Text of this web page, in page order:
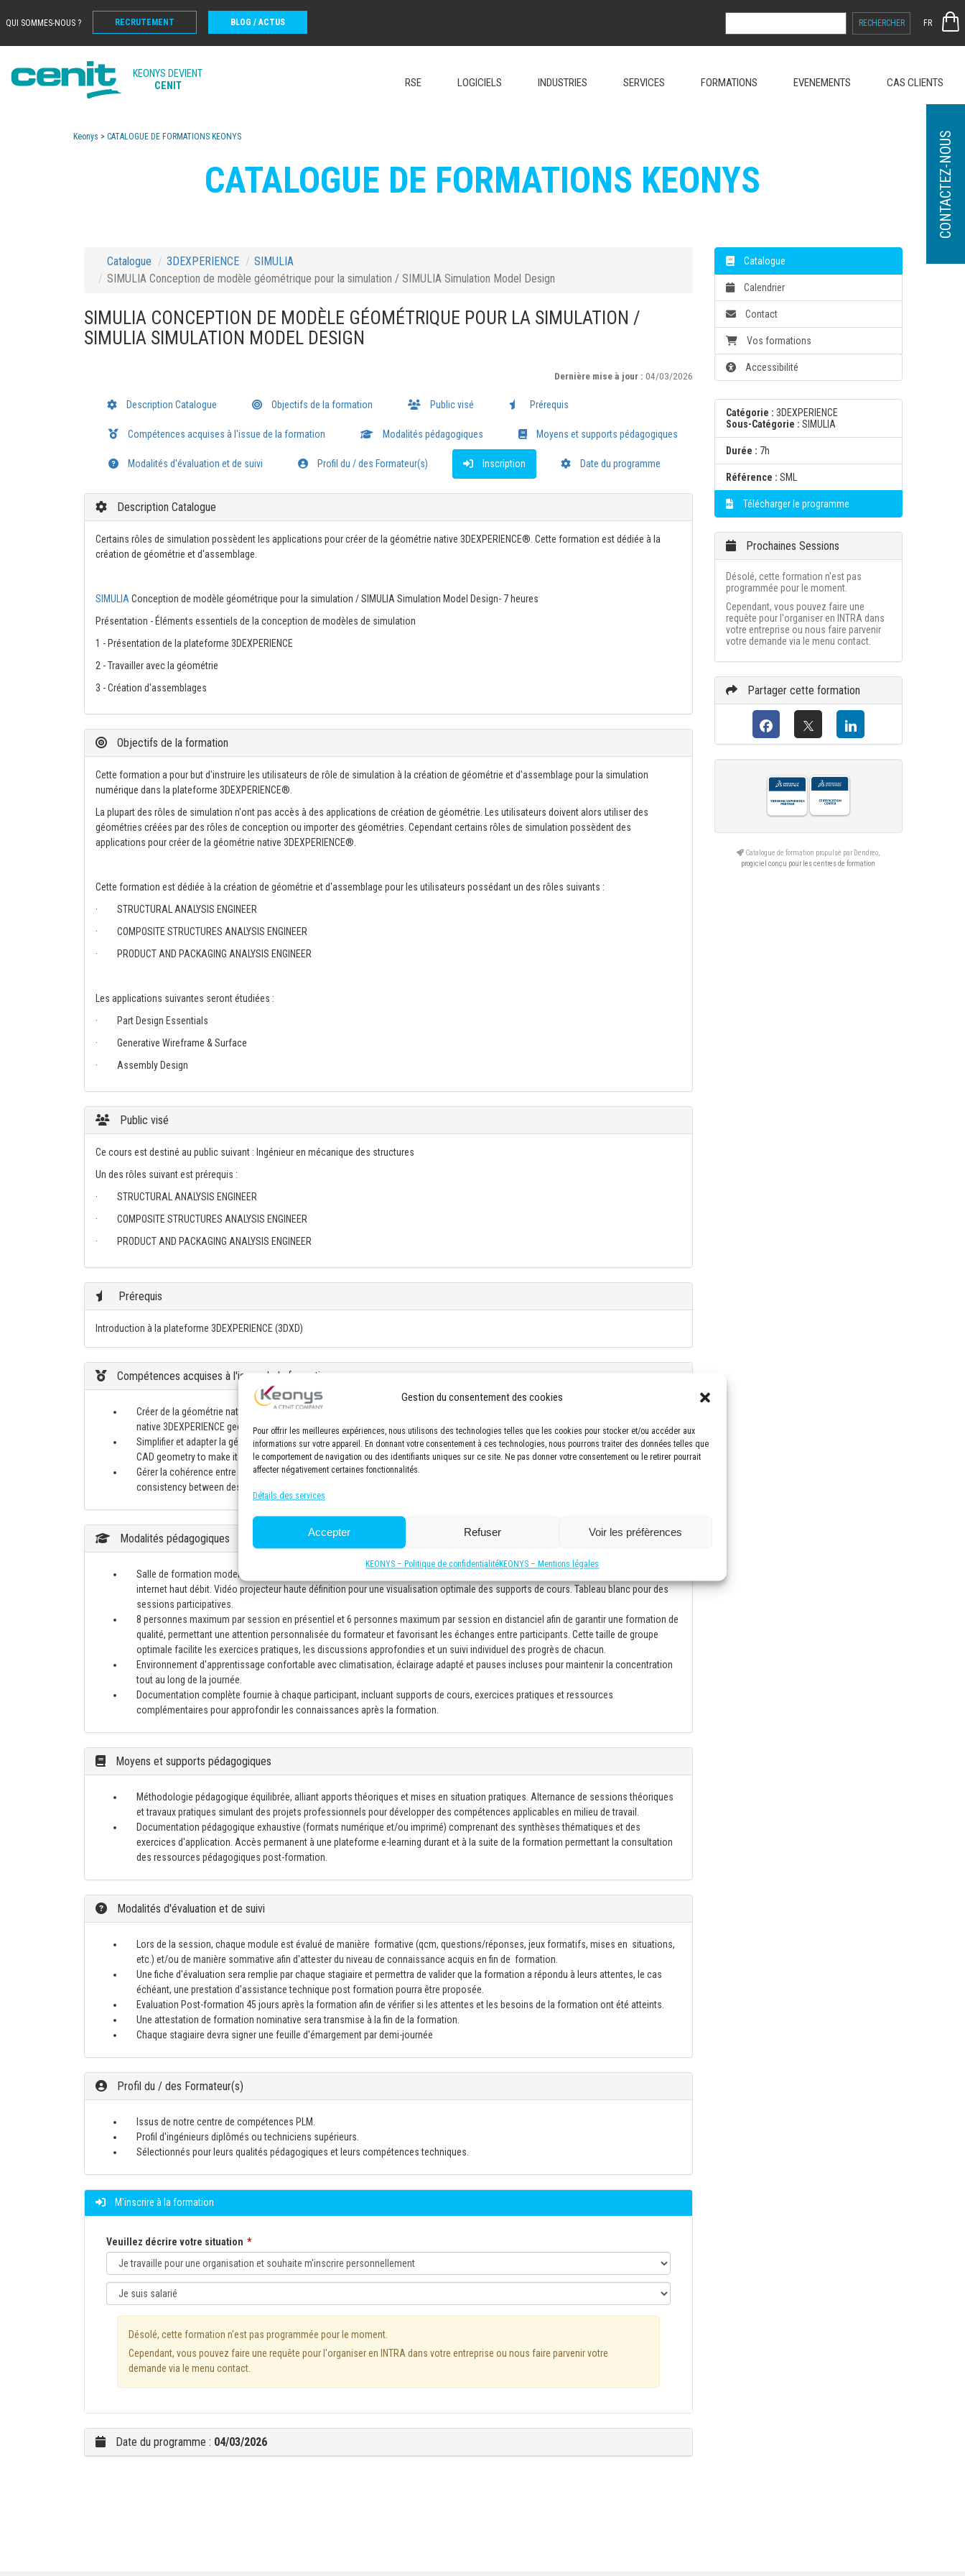
Gestion du consentement des cookies
Pour offrir les meilleures expériences, nous utilisons des technologies telles que les cookies pour stocker et/ou accéder aux
informations sur votre appareil. En donnant votre consentement à ces technologies, nous pourrons traiter des données telles que
le comportement de navigation ou des identifiants uniques sur ce site. Ne pas donner votre consentement ou le retirer pourrait
affecter négativement certaines fonctionnalités.
Détails des services
Accepter Refuser Voir les préfèrences
KEONYS – Politique de confidentialitéKEONYS – Mentions légales
QUI SOMMES-NOUS ? RECRUTEMENT BLOG / ACTUS
RECHERCHER :
FR
KEONYS DEVIENT
CENIT
RSE LOGICIELS INDUSTRIES SERVICES FORMATIONS EVENEMENTS CAS CLIENTS
CONTACTEZ-NOUS
Keonys > CATALOGUE DE FORMATIONS KEONYS
CATALOGUE DE FORMATIONS KEONYS
Catalogue 3DEXPERIENCE
SIMULIA
SIMULIA Conception de modèle géométrique pour la simulation / SIMULIA Simulation Model Design
SIMULIA CONCEPTION DE MODÈLE GÉOMÉTRIQUE POUR LA SIMULATION /
SIMULIA SIMULATION MODEL DESIGN
Dernière mise à jour : 04/03/2026
Description Catalogue Objectifs de la formation Public visé Prérequis
Compétences acquises à l'issue de la formation Modalités pédagogiques Moyens et supports pédagogiques
Modalités d'évaluation et de suivi Profil du / des Formateur(s) Inscription Date du programme
Description Catalogue
Certains rôles de simulation possèdent les applications pour créer de la géométrie native 3DEXPERIENCE®. Cette formation est dédiée à la
création de géométrie et d'assemblage.
SIMULIA Conception de modèle géométrique pour la simulation / SIMULIA Simulation Model Design- 7 heures
Présentation - Éléments essentiels de la conception de modèles de simulation
1 - Présentation de la plateforme 3DEXPERIENCE
2 - Travailler avec la géométrie
3 - Création d'assemblages
Objectifs de la formation
Cette formation a pour but d'instruire les utilisateurs de rôle de simulation à la création de géométrie et d'assemblage pour la simulation
numérique dans la plateforme 3DEXPERIENCE®.
La plupart des rôles de simulation n'ont pas accès à des applications de création de géométrie. Les utilisateurs doivent alors utiliser des
géométries créées par des rôles de conception ou importer des géométries. Cependant certains rôles de simulation possèdent des
applications pour créer de la géométrie native 3DEXPERIENCE®.
Cette formation est dédiée à la création de géométrie et d'assemblage pour les utilisateurs possédant un des rôles suivants :
· STRUCTURAL ANALYSIS ENGINEER
· COMPOSITE STRUCTURES ANALYSIS ENGINEER
· PRODUCT AND PACKAGING ANALYSIS ENGINEER
Les applications suivantes seront étudiées :
· Part Design Essentials
· Generative Wireframe & Surface
· Assembly Design
Public visé
Ce cours est destiné au public suivant : Ingénieur en mécanique des structures
Un des rôles suivant est prérequis :
· STRUCTURAL ANALYSIS ENGINEER
· COMPOSITE STRUCTURES ANALYSIS ENGINEER
· PRODUCT AND PACKAGING ANALYSIS ENGINEER
Prérequis
Introduction à la plateforme 3DEXPERIENCE (3DXD)
Compétences acquises à l'issue de la formation
Créer de la géométrie native 3DEXPERIENCE et des assemblages dédiés aux besoins de simulation numérique (maîtrise) / Create
native 3DEXPERIENCE geometry and assemblies dedicated to digital simulation needs (proficiency)
Simplifier et adapter la géométrie CAO pour la rendre compatible avec les exigences de maillage FEA (maîtrise) / Simplify and adapt
CAD geometry to make it compatible with FEA meshing requirements (proficiency)
Gérer la cohérence entre les modèles CAO de conception et les modèles géométriques de simulation (initiation) / Manage
consistency between design CAD models and simulation geometric models (introduction)
Modalités pédagogiques
Salle de formation moderne et spacieuse, équipée de 8 postes de travail ergonomiques avec ordinateurs performants et connexion
internet haut débit. Vidéo projecteur haute définition pour une visualisation optimale des supports de cours. Tableau blanc pour des
sessions participatives.
8 personnes maximum par session en présentiel et 6 personnes maximum par session en distanciel afin de garantir une formation de
qualité, permettant une attention personnalisée du formateur et favorisant les échanges entre participants. Cette taille de groupe
optimale facilite les exercices pratiques, les discussions approfondies et un suivi individuel des progrès de chacun.
Environnement d'apprentissage confortable avec climatisation, éclairage adapté et pauses incluses pour maintenir la concentration
tout au long de la journée.
Documentation complète fournie à chaque participant, incluant supports de cours, exercices pratiques et ressources
complémentaires pour approfondir les connaissances après la formation.
Moyens et supports pédagogiques
Méthodologie pédagogique équilibrée, alliant apports théoriques et mises en situation pratiques. Alternance de sessions théoriques
et travaux pratiques simulant des projets professionnels pour développer des compétences applicables en milieu de travail.
Documentation pédagogique exhaustive (formats numérique et/ou imprimé) comprenant des synthèses thématiques et des
exercices d'application. Accès permanent à une plateforme e-learning durant et à la suite de la formation permettant la consultation
des ressources pédagogiques post-formation.
Modalités d'évaluation et de suivi
Lors de la session, chaque module est évalué de manière formative (qcm, questions/réponses, jeux formatifs, mises en situations,
etc.) et/ou de manière sommative afin d'attester du niveau de connaissance acquis en fin de formation.
Une fiche d'évaluation sera remplie par chaque stagiaire et permettra de valider que la formation a répondu à leurs attentes, le cas
échéant, une prestation d'assistance technique post formation pourra être proposée.
Evaluation Post-formation 45 jours après la formation afin de vérifier si les attentes et les besoins de la formation ont été atteints.
Une attestation de formation nominative sera transmise à la fin de la formation.
Chaque stagiaire devra signer une feuille d'émargement par demi-journée
Profil du / des Formateur(s)
Issus de notre centre de compétences PLM.
Profil d'ingénieurs diplômés ou techniciens supérieurs.
Sélectionnés pour leurs qualités pédagogiques et leurs compétences techniques.
M'inscrire à la formation
Veuillez décrire votre situation
Désolé, cette formation n'est pas programmée pour le moment.
Cependant, vous pouvez faire une requête pour l'organiser en INTRA dans votre entreprise ou nous faire parvenir votre
demande via le menu contact.
Date du programme : 04/03/2026
Catalogue
Calendrier
Contact
Vos formations
Accessibilité
Catégorie : 3DEXPERIENCE
Sous-Catégorie : SIMULIA
Durée : 7h
Référence : SML
Télécharger le programme
Prochaines Sessions
Désolé, cette formation n'est pas
programmée pour le moment.
Cependant, vous pouvez faire une
requête pour l'organiser en INTRA dans
votre entreprise ou nous faire parvenir
votre demande via le menu contact.
Partager cette formation
Catalogue de formation propulsé par Dendreo,
progiciel conçu pour les centres de formation